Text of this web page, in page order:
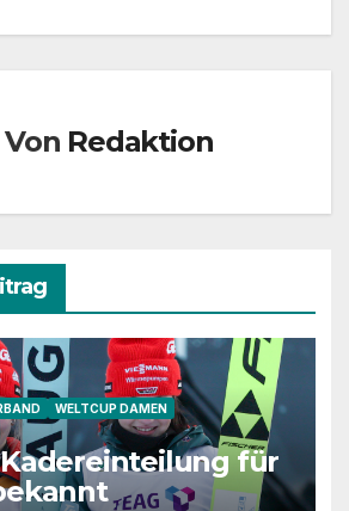
Von Redaktion
WELTCUP DAMEN
für